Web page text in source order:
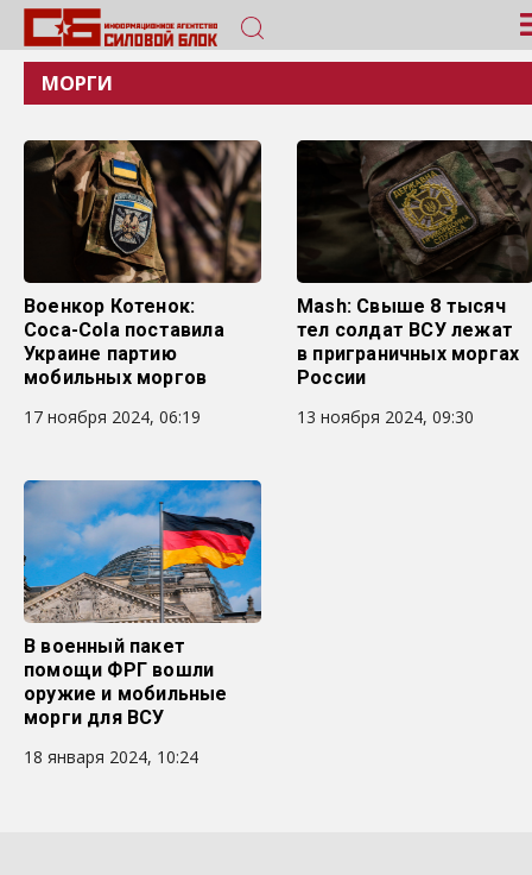
МОРГИ
Военкор Котенок:
Coca-Cola поставила
Украине партию
мобильных моргов
17 ноября 2024, 06:19
Mash: Свыше 8 тысяч
тел солдат ВСУ лежат
в приграничных моргах
России
13 ноября 2024, 09:30
В военный пакет
помощи ФРГ вошли
оружие и мобильные
морги для ВСУ
18 января 2024, 10:24